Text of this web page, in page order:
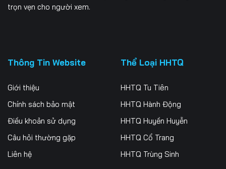
Tập 186
Tập 192 Tập 194
Tập 198 Tập 199 Tập 200
Tập 201 Tập 202 Tập 203
trọn vẹn cho người xem.
Thông Tin Website
Giới thiệu
Chính sách bảo mật
Điều khoản sử dụng
Câu hỏi thường gặp
Liên hệ
Thể Loại HHTQ
HHTQ Tu Tiên
HHTQ Hành Động
HHTQ Huyền Huyễn
HHTQ Cổ Trang
HHTQ Trùng Sinh